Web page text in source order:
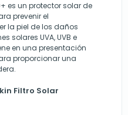
es un protector solar de
prevenir el
la piel de los daños
solares UVA, UVB e
en una presentación
proporcionar una
Filtro Solar